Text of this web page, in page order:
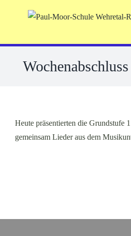
Heute präsentierten die Grundstufe
gemeinsam Lieder aus dem